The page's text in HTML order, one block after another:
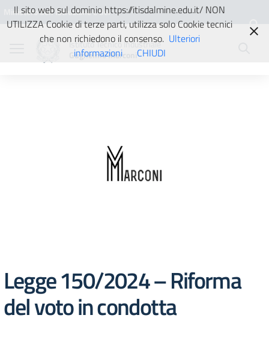
Vai ai contenuti
Vai al menu di navigazione
Vai al footer
Ministero dell'Istruzione e del
Istituto Tecnico Industriale
Guglielmo Marconi
Legge 150/2024 – Riforma
del voto in condotta
Il sito web sul dominio https://itisdalmine.edu.it/ NON
UTILIZZA Cookie di terze parti, utilizza solo Cookie tecnici
che non richiedono il consenso. Ulteriori
informazioni
CHIUDI